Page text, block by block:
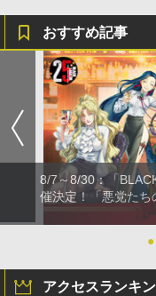
おすすめ記事
8/7～8/30：「
催決定！「悪党たち
●
アクセスランキ